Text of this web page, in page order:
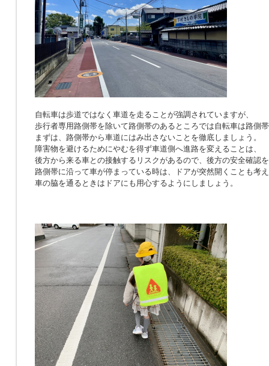
自転車は歩道ではなく車道を走ることが強調されていますが、
歩行者専用路側帯を除いて路側帯のあるところでは自転車は路側
まずは、路側帯から車道にはみ出さないことを徹底しましょう。
障害物を避けるためにやむを得ず車道側へ進路を変えることは、
後方から来る車との接触するリスクがあるので、後方の安全確認
路側帯に沿って車が停まっている時は、ドアが突然開くことも考
車の脇を通るときはドアにも用心するようにしましょう。